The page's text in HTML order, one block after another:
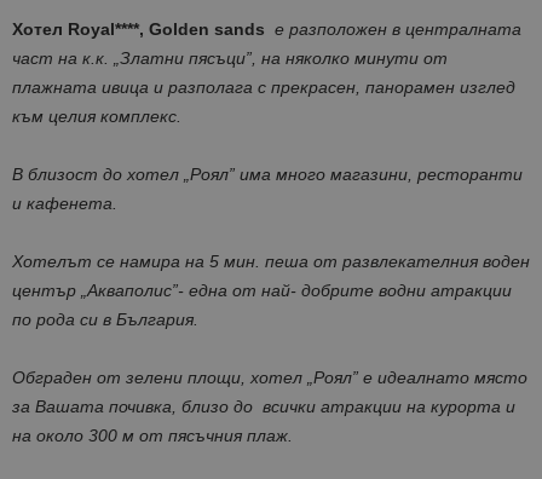
Хотел Royal****, Golden sands е разположен в централната
част на к.к. „Златни пясъци”, на няколко минути от
плажната ивица и разполага с прекрасен, панорамен изглед
към целия комплекс.
В близост до хотел „Роял” има много магазини, ресторанти
и кафенета.
Хотелът се намира на 5 мин. пеша от развлекателния воден
център „Акваполис”- една от най- добрите водни атракции
по рода си в България.
Обграден от зелени площи, хотел „Роял” е идеалнато място
за Вашата почивка, близо до всички атракции на курорта и
на около 300 м от пясъчния плаж.